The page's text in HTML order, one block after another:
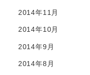
2014年11月
2014年10月
2014年9月
2014年8月